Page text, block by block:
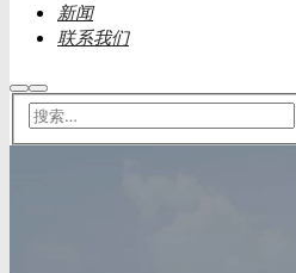
新闻
联系我们
搜 主
菜
单